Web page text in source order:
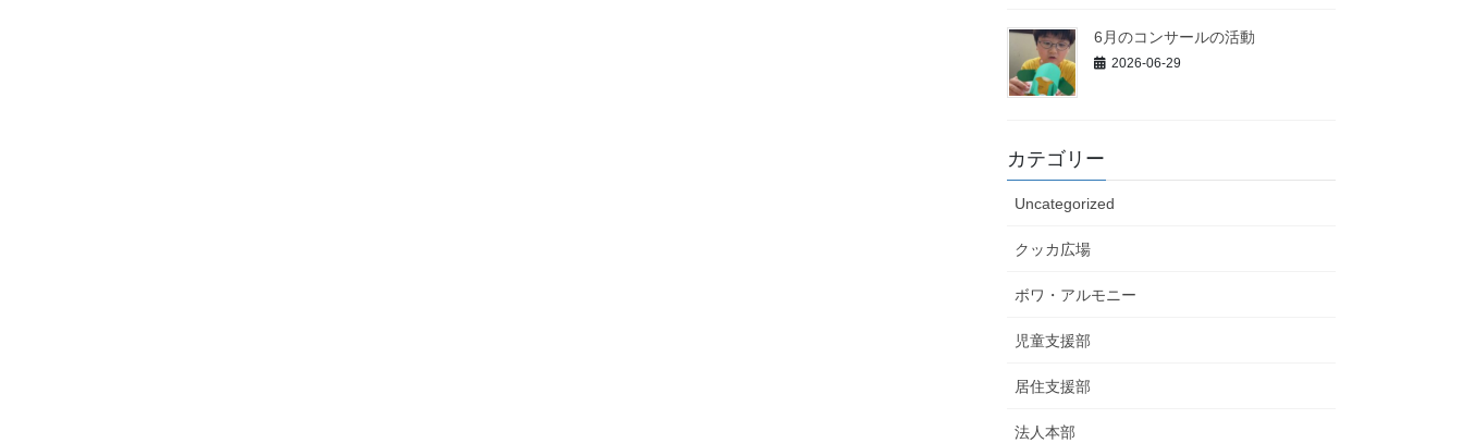
6月のコンサールの活動
2026-06-29
カテゴリー
Uncategorized
クッカ広場
ボワ・アルモニー
児童支援部
居住支援部
法人本部